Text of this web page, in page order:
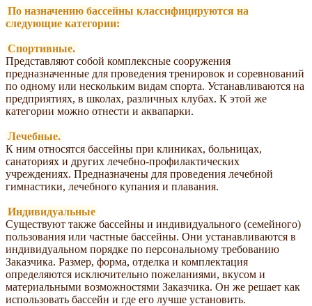
По назначению бассейны классифицируются на
следующие категории:
Спортивные.
Представляют собой комплексные сооружения
предназначенные для проведения тренировок и соревнований
по одному или нескольким видам спорта. Устанавливаются на
предприятиях, в школах, различных клубах. К этой же
категории можно отнести и аквапарки.
Лечебные.
К ним относятся бассейны при клиниках, больницах,
санаториях и других лечебно-профилактических
учреждениях. Предназначены для проведения лечебной
гимнастики, лечебного купания и плавания.
Индивидуальные
Существуют также бассейны и индивидуального (семейного)
пользования или частные бассейны. Они устанавливаются в
индивидуальном порядке по персональному требованию
Заказчика. Размер, форма, отделка и комплектация
определяются исключительно пожеланиями, вкусом и
материальными возможностями Заказчика. Он же решает как
использовать бассейн и где его лучше установить.